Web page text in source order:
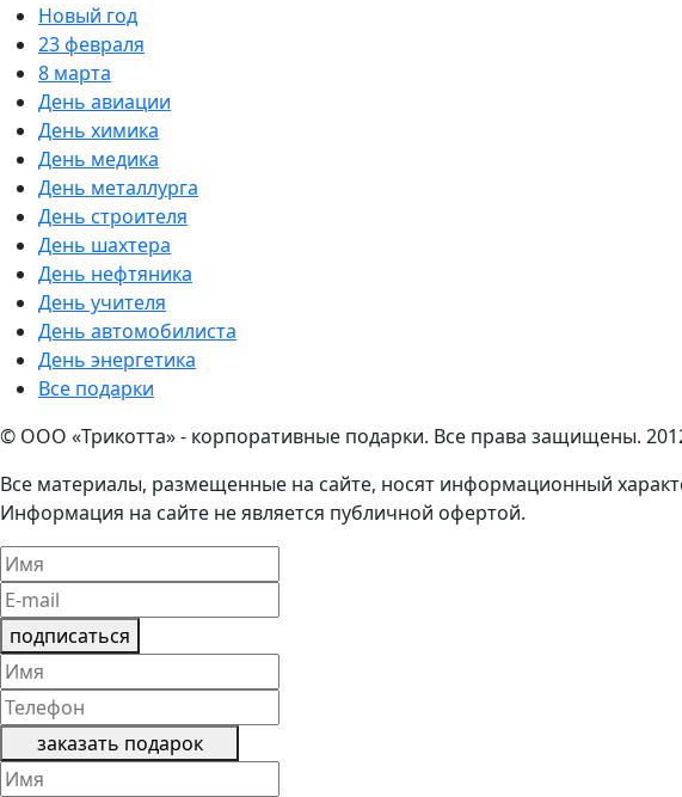
Новый год
23 февраля
8 марта
День авиации
День химика
День медика
День металлурга
День строителя
День шахтера
День нефтяника
День учителя
День автомобилиста
День энергетика
Все подарки
© ООО «Трикотта» - корпоративные подарки. Все права защищены.
Все материалы, размещенные на сайте, носят информационный
Информация на сайте не является публичной офертой.
подписаться
заказать подарок